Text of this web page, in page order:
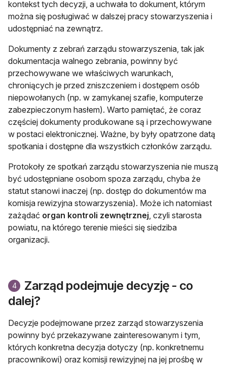
kontekst tych decyzji, a uchwała to dokument, którym
można się posługiwać w dalszej pracy stowarzyszenia i
udostępniać na zewnątrz.
Dokumenty z zebrań zarządu stowarzyszenia, tak jak
dokumentacja walnego zebrania, powinny być
przechowywane we właściwych warunkach,
chroniących je przed zniszczeniem i dostępem osób
niepowołanych (np. w zamykanej szafie, komputerze
zabezpieczonym hasłem). Warto pamiętać, że coraz
częściej dokumenty produkowane są i przechowywane
w postaci elektronicznej. Ważne, by były opatrzone datą
spotkania i dostępne dla wszystkich członków zarządu.
Protokoły ze spotkań zarządu stowarzyszenia nie muszą
być udostępniane osobom spoza zarządu, chyba że
statut stanowi inaczej (np. dostęp do dokumentów ma
komisja rewizyjna stowarzyszenia). Może ich natomiast
zażądać organ kontroli zewnętrznej, czyli starosta
powiatu, na którego terenie mieści się siedziba
organizacji.
4
Zarząd podejmuje decyzję - co
dalej?
Decyzje podejmowane przez zarząd stowarzyszenia
powinny być przekazywane zainteresowanym i tym,
których konkretna decyzja dotyczy (np. konkretnemu
pracownikowi) oraz komisji rewizyjnej na jej prośbę w